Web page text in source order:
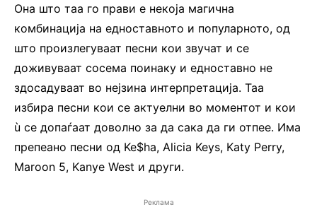
Она што таа го прави е некоја магична
комбинација на едноставното и популарното, од
што произлегуваат песни кои звучат и се
доживуваат сосема поинаку и едноставно не
здосадуваат во нејзина интерпретација. Таа
избира песни кои се актуелни во моментот и кои
ù се допаѓаат доволно за да сака да ги отпее. Има
препеано песни од Ke$ha, Alicia Keys, Katy Perry,
Maroon 5, Kanye West и други.
Реклама